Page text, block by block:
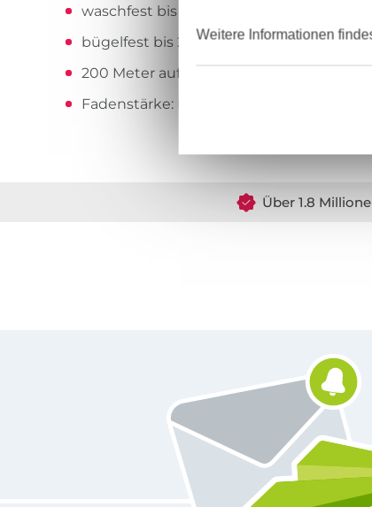
waschfest bis 95° C
bügelfest bis 200° C
200 Meter auf der Spule
Fadenstärke: No./Tkt. 100 | dtex 300/2 |
Über 1.8
Weitere Informationen